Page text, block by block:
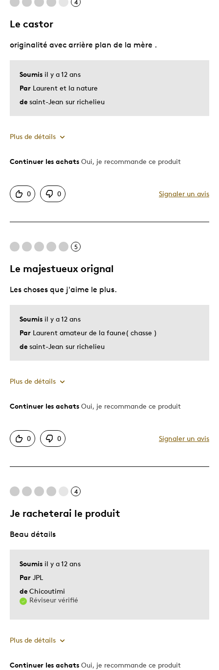
4
Le castor
Soumis il y a 12 ans
Par Laurent et la nature
de saint-Jean sur richelieu
originalité avec arrière plan de la mère .
Plus de détails
Le pour
Décrivez-vous
Continuer les achats Oui, je recommande ce produit
0 0 Signaler un avis
5
Le majestueux orignal
Soumis il y a 12 ans
Par Laurent amateur de la faune( chasse )
de saint-Jean sur richelieu
Les choses que j'aime le plus.
Plus de détails
Le pour
Motif attrayant
Très bonne qualité
Les meilleures utilisations
Cadeau de Noël
Continuer les achats Oui, je recommande ce produit
0 0 Signaler un avis
4
Je racheterai le produit
Soumis il y a 12 ans
Par JPL
de Chicoutimi
Réviseur vérifié
Beau détails
Plus de détails
Le pour
Continuer les achats Oui, je recommande ce produit